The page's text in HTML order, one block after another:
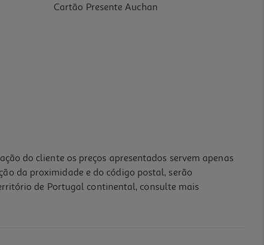
Cartão Presente Auchan
do cliente os preços apresentados servem apenas
da proximidade e do código postal, serão
de Portugal continental, consulte mais